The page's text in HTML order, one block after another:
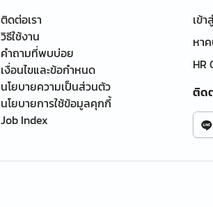
ติดต่อเรา
วิธีใช้งาน
คำถามที่พบบ่อย
เงื่อนไขและข้อกำหนด
นโยบายความเป็นส่วนตัว
นโยบายการใช้ข้อมูลคุกกี้
Job Index
เข้
หา
HR
ติด